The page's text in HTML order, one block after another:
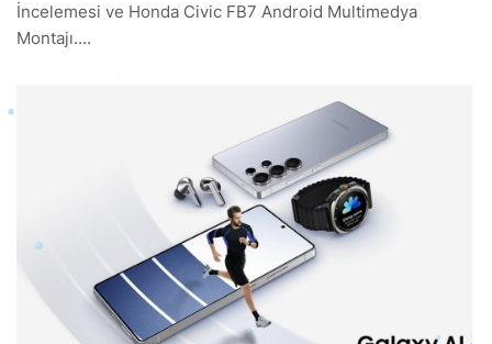
İncelemesi ve Honda Civic FB7 Android Multimedya
Montajı....